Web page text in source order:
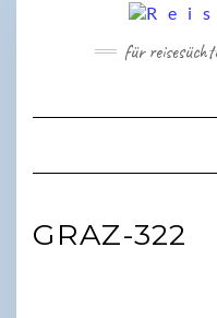
für
GRAZ-322